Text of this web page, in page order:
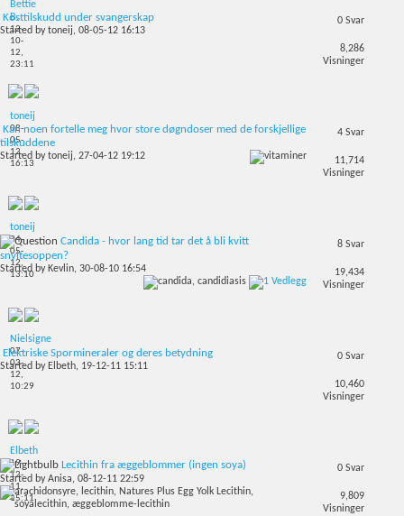
Bettie
B.
12-
10-
12,
23:11
Kosttilskudd under svangerskap
Started bytoneij, 08-05-12 16:13
0 Svar
8,286
Visninger
toneij
08-
05-
12,
16:13
Kan noen fortelle meg hvor store døgndoser med de forskjellige
tilskuddene
Started bytoneij, 27-04-12 19:12
4 Svar
11,714
Visninger
toneij
04-
05-
12,
13:10
Candida - hvor lang tid tar det å bli kvitt
snyltesoppen?
Started by Kevlin, 30-08-10 16:54
8 Svar
19,434
Visninger
Nielsigne
07-
03-
12,
10:29
Elektriske Spormineraler og deres betydning
Started by Elbeth, 19-12-11 15:11
0 Svar
10,460
Visninger
Elbeth
19-
12-
11,
15:11
Lecithin fra æggeblommer (ingen soya)
Started byAnisa, 08-12-11 22:59
0 Svar
9,809
Visninger